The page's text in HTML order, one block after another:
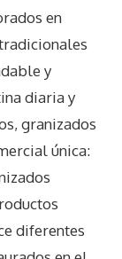
en
y
diaria y
granizados
única:
diferentes